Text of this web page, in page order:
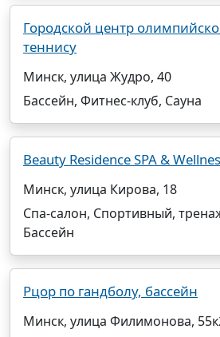
Городской центр
теннису
Минск, улица Жудро, 40
Бассейн, Фитнес-клуб, Сауна
Beauty Residence SPA &
Минск, улица Кирова, 18
Спа-салон, Спортивный,
Бассейн
Рцор по гандболу, бассейн
Минск, улица Филимонова,